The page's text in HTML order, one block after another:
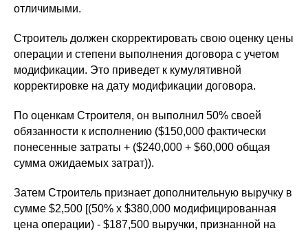
отличимыми.
Строитель должен скорректировать свою оценку цены
операции и степени выполнения договора с учетом
модификации. Это приведет к кумулятивной
корректировке на дату модификации договора.
По оценкам Строителя, он выполнил 50% своей
обязанности к исполнению ($150,000 фактически
понесенные затраты + ($240,000 + $60,000 общая
сумма ожидаемых затрат)).
Затем Строитель признает дополнительную выручку в
сумме $2,500 [(50% x $380,000 модифицированная
цена операции) - $187,500 выручки, признанной на